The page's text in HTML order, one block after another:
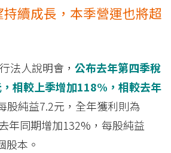
續成長，本季營運也將超
法人說明會， 公布去年第四季稅
相較上季增加118%，相較去年
股純益7.2元，全年獲利則為
年同期增加132%，每股純益
股本。